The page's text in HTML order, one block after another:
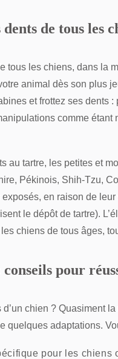
de tous les
tous les chiens, dans la
animal dès son plus
et frottez ses dents :
comme étant
au tartre, les petites et
Pékinois, Shih-Tzu,
en raison de
le dépôt de tartre).
chiens de tous âges,
pour
chien ? Quasiment
quelques adaptations.
pour les chiens